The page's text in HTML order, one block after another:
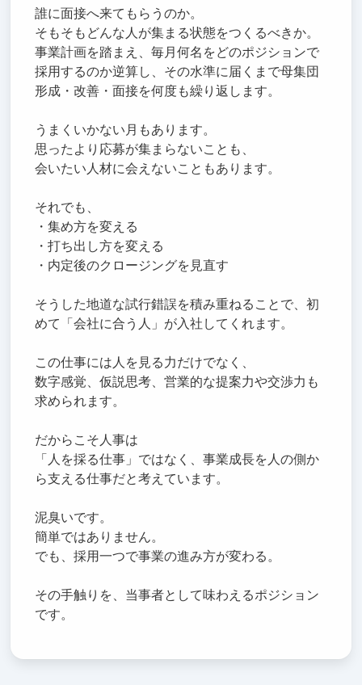
誰に面接へ来てもらうのか。
そもそもどんな人が集まる状態をつくるべきか。
事業計画を踏まえ、毎月何名をどのポジションで
採用するのか逆算し、その水準に届くまで母集団
形成・改善・面接を何度も繰り返します。
うまくいかない月もあります。
思ったより応募が集まらないことも、
会いたい人材に会えないこともあります。
それでも、
・集め方を変える
・打ち出し方を変える
・内定後のクロージングを見直す
そうした地道な試行錯誤を積み重ねることで、初
めて「会社に合う人」が入社してくれます。
この仕事には人を見る力だけでなく、
数字感覚、仮説思考、営業的な提案力や交渉力も
求められます。
だからこそ人事は
「人を採る仕事」ではなく、事業成長を人の側か
ら支える仕事だと考えています。
泥臭いです。
簡単ではありません。
でも、採用一つで事業の進み方が変わる。
その手触りを、当事者として味わえるポジション
です。